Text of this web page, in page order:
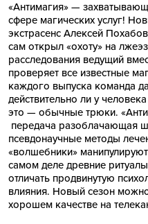
«Антимагия» —
сфере магических услуг!
экстрасенс Алексей
сам открыл «охоту» на
расследования ведущий
проверяет все известные
каждого выпуска команда
действительно ли у
это — обычные трюки.
передача разоблачающая
псевдонаучные методы
«волшебники»
самом деле древние
отличать продвинутую
влияния. Новый сезон
хорошем качестве на